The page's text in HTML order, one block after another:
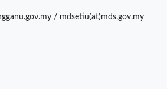
/ mdsetiu(at)mds.gov.my